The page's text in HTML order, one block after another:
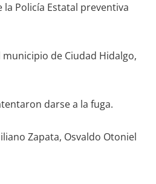
Policía Estatal preventiva
de Ciudad Hidalgo,
darse a la fuga.
Zapata, Osvaldo Otoniel